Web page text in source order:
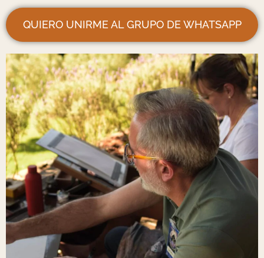
QUIERO UNIRME AL GRUPO DE WHATSAPP